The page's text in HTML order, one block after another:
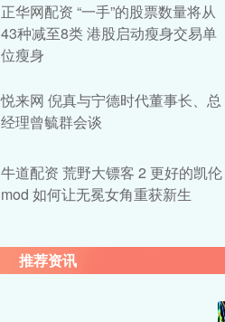
正华网配资 “一手”的股票数量将从
43种减至8类 港股启动瘦身交易单
位瘦身
悦来网 倪真与宁德时代董事长、总
经理曾毓群会谈
牛道配资 荒野大镖客 2 更好的凯伦
mod 如何让无冕女角重获新生
推荐资讯